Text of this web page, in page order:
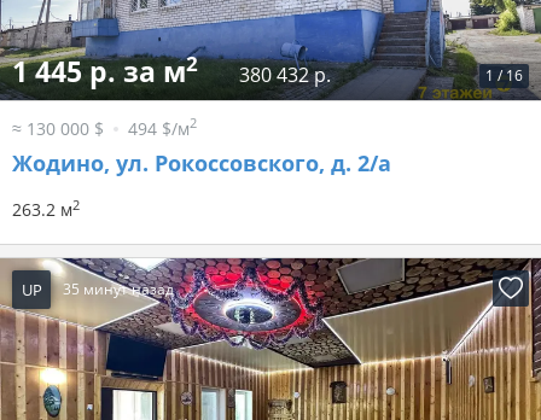
1 / 16
1 445 р. за м2 380 432 р.
≈ 130 000 $ 494 $/м2
Жодино, ул. Рокоссовского, д. 2/а
263.2 м2
UP 35 минут назад